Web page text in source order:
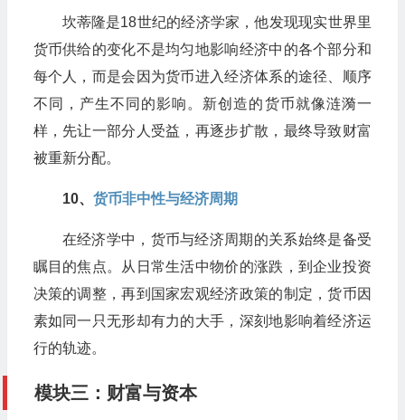
坎蒂隆是18世纪的经济学家，他发现现实世界里
货币供给的变化不是均匀地影响经济中的各个部分和
每个人，而是会因为货币进入经济体系的途径、顺序
不同，产生不同的影响。新创造的货币就像涟漪一
样，先让一部分人受益，再逐步扩散，最终导致财富
被重新分配。
10、​ 货币非中性与经济周期
在经济学中，货币与经济周期的关系始终是备受
瞩目的焦点。从日常生活中物价的涨跌，到企业投资
决策的调整，再到国家宏观经济政策的制定，货币因
素如同一只无形却有力的大手，深刻地影响着经济运
行的轨迹。
模块三：财富与资本